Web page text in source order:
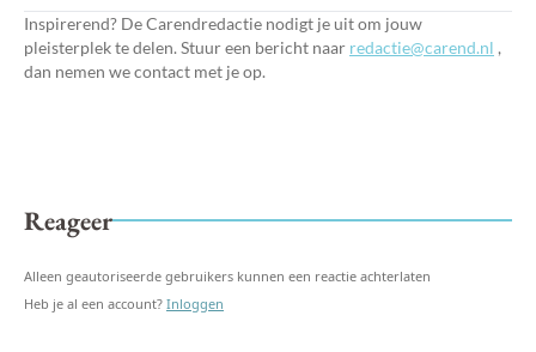
Inspirerend? De Carendredactie nodigt je uit om jouw
pleisterplek te delen. Stuur een bericht naar redactie@carend.nl ,
dan nemen we contact met je op.
Reageer
Alleen geautoriseerde gebruikers kunnen een reactie achterlaten
Heb je al een account? Inloggen